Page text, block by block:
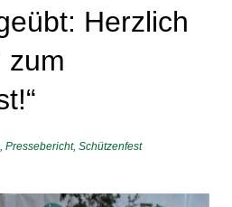
Herzlich
zum
, Pressebericht, Schützenfest